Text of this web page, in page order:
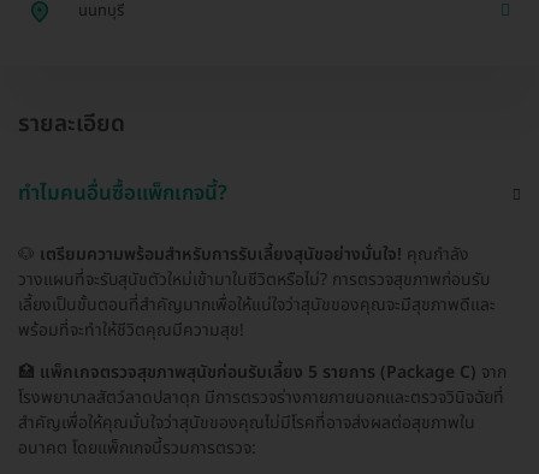
นนทบุรี
รายละเอียด
ทำไมคนอื่นซื้อแพ็กเกจนี้?
🐶 เตรียมความพร้อมสำหรับการรับเลี้ยงสุนัขอย่างมั่นใจ! คุณกำลัง
วางแผนที่จะรับสุนัขตัวใหม่เข้ามาในชีวิตหรือไม่? การตรวจสุขภาพก่อนรับ
เลี้ยงเป็นขั้นตอนที่สำคัญมากเพื่อให้แน่ใจว่าสุนัขของคุณจะมีสุขภาพดีและ
พร้อมที่จะทำให้ชีวิตคุณมีความสุข!
🏥 แพ็กเกจตรวจสุขภาพสุนัขก่อนรับเลี้ยง 5 รายการ (Package C) จาก
โรงพยาบาลสัตว์ลาดปลาดุก มีการตรวจร่างกายภายนอกและตรวจวินิจฉัยที่
สำคัญเพื่อให้คุณมั่นใจว่าสุนัขของคุณไม่มีโรคที่อาจส่งผลต่อสุขภาพใน
อนาคต โดยแพ็กเกจนี้รวมการตรวจ: